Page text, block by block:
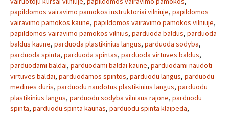
papildomos vairavimo pamokos instruktoriai vilniuje, papildomos
vairavimo pamokos kaune, papildomos vairavimo pamokos vilniuje,
papildomos vairavimo pamokos vilnius, parduoda baldus, parduoda
baldus kaune, parduoda plastikinius langus, parduoda sodyba,
parduoda spinta, parduoda spintas, parduoda virtuves baldus,
parduodami baldai, parduodami baldai kaune, parduodami naudoti
virtuves baldai, parduodamos spintos, parduodu langus, parduodu
medines duris, parduodu naudotus plastikinius langus, parduodu
plastikinius langus, parduodu sodyba vilniaus rajone, parduodu
spinta, parduodu spinta kaunas, parduodu spinta klaipeda,